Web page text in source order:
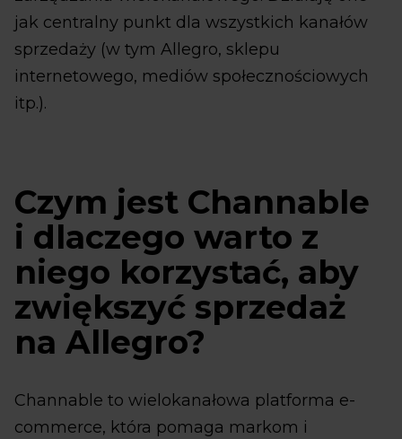
jak centralny punkt dla wszystkich kanałów
sprzedaży (w tym Allegro, sklepu
internetowego, mediów społecznościowych
itp.).
Czym jest Channable
i dlaczego warto z
niego korzystać, aby
zwiększyć sprzedaż
na Allegro?
Channable to wielokanałowa platforma e-
commerce, która pomaga markom i